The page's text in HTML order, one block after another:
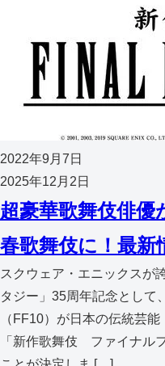
2022年9月7日
2025年12月2日
超豪華歌舞伎俳優
春歌舞伎に！最新
スクウェア・エニックスが
タジー」35周年記念として
（FF10）が日本の伝統芸
「新作歌舞伎 ファイナル